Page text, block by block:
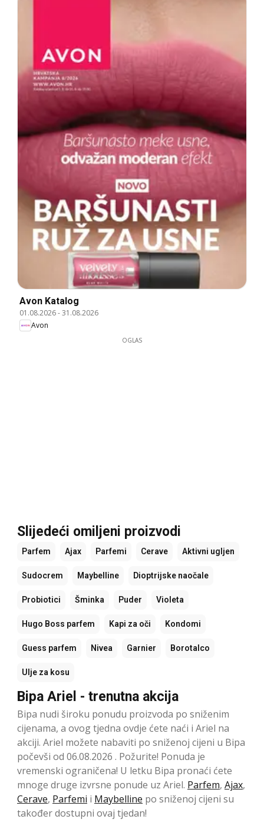
Avon Katalog
01.08.2026-31.08.2026
Avon
OGLAS
Slijedeći omiljeni proizvodi
Parfem Ajax Parfemi Cerave Aktivni ugljen
Sudocrem Maybelline Dioptrijske naočale
Probiotici Šminka Puder Violeta
Hugo Boss parfem Kapi za oči Kondomi
Guess parfem Nivea Garnier Borotalco
Ulje za kosu
Bipa Ariel - trenutna akcija
Bipa nudi široku ponudu proizvoda po sniženim
cijenama, a ovog tjedna ovdje ćete naći i Ariel na
akciji. Ariel možete nabaviti po sniženoj cijeni u Bipa
počevši od 06.08.2026 . Požurite! Ponuda je
vremenski ograničena! U letku Bipa pronaći ćete
mnoge druge izvrsne ponude uz Ariel. Parfem, Ajax,
Cerave, Parfemi i Maybelline po sniženoj cijeni su
također dostupni ovaj tjedan!